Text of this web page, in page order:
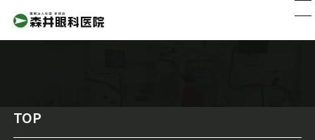
TOP
2011年手術実績